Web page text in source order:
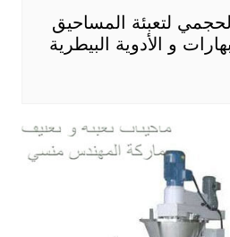
الحجمي لتعبئة المساحيق
و الأدوية البيطرية